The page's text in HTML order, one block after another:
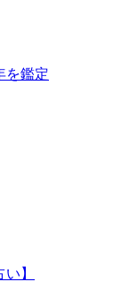
を鑑定
】